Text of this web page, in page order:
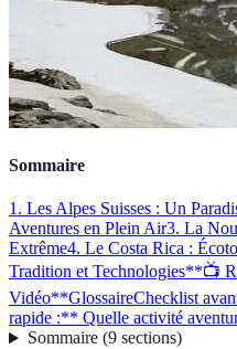
Sommaire
1. Les Alpes Suisses : Un
Aventures en Plein Air3. La
Extrême4. Le Costa Rica :
Tradition et Technologies**📺
Vidéo**GlossaireChecklist
rapide :** Quelle activité
Sommaire(9 sections)